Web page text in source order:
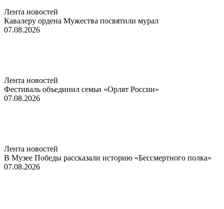
Лента новостей
Кавалеру ордена Мужества посвятили мурал
07.08.2026
Лента новостей
Фестиваль объединил семьи «Орлят России»
07.08.2026
Лента новостей
В Музее Победы рассказали историю «Бессмертного полка»
07.08.2026